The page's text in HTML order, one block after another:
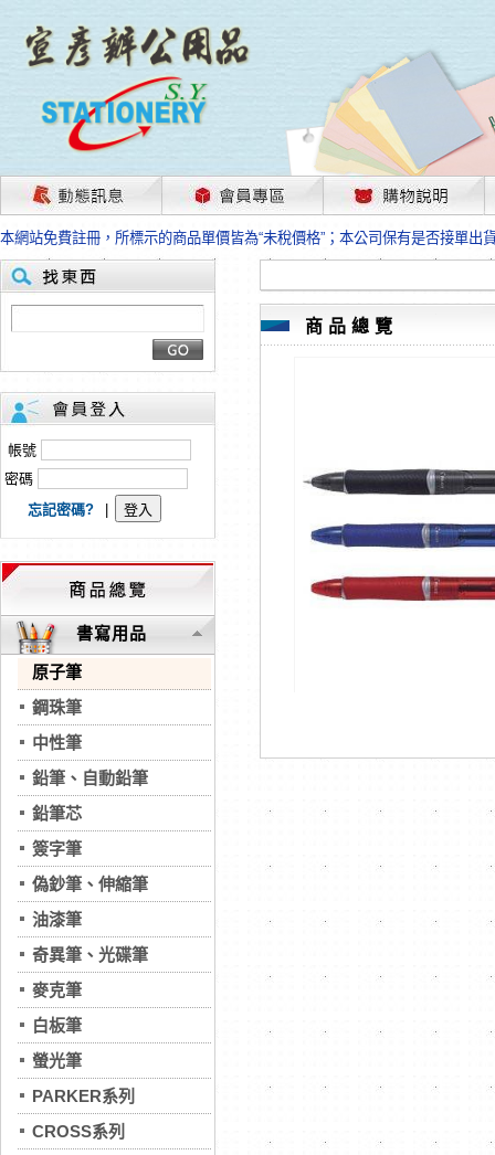
茲因國際情勢變化石油及塑化原物料波動漲幅甚大，部份上游供應商已採取
本網站免費註冊，所標示的商品單價皆為“未稅價格”；本公司保有是否接單出
HP、EPSON、CANON原廠耗材價格浮動，下單前請先跟客服人員確認最新
本網站免費註冊，所標示的商品單價皆為“未稅價格”；本公司保有是否接單出
匯款客戶請注意！因商品繁複來不及發現短缺，遂待客服人員跟您確認訂單
本網站免費註冊，所標示的商品單價皆為“未稅價格”；本公司保有是否接單出
茲因國際情勢變化石油及塑化原物料波動漲幅甚大，部份上游供應商已採取
本網站免費註冊，所標示的商品單價皆為“未稅價格”；本公司保有是否接單出
HP、EPSON、CANON原廠耗材價格浮動，下單前請先跟客服人員確認最新
本網站免費註冊，所標示的商品單價皆為“未稅價格”；本公司保有是否接單出
匯款客戶請注意！因商品繁複來不及發現短缺，遂待客服人員跟您確認訂單
本網站免費註冊，所標示的商品單價皆為“未稅價格”；本公司保有是否接單出
帳號
密碼
忘記密碼?
書寫用品
原子筆
鋼珠筆
中性筆
鉛筆、自動鉛筆
鉛筆芯
簽字筆
偽鈔筆、伸縮筆
油漆筆
奇異筆、光碟筆
麥克筆
白板筆
螢光筆
PARKER系列
CROSS系列
商品總覽